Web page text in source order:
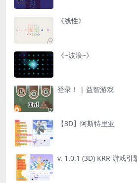
《线性》
《~波浪~》
登录！ | 益智游戏
【3D】阿斯特里亚
v. 1.0.1 (3D) KRR 游戏引